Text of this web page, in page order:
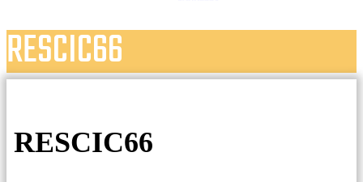
RESCIC66
RESCIC66